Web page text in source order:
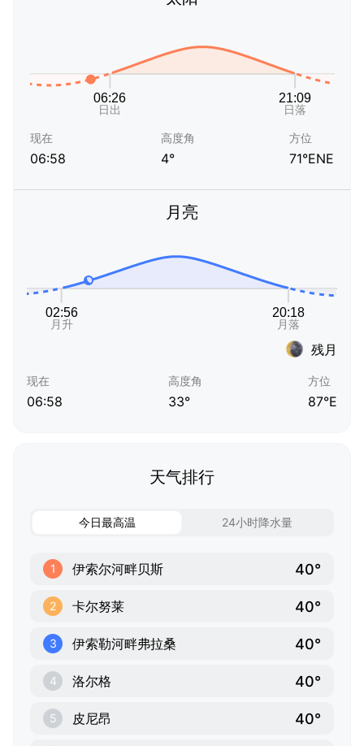
现在
06:58
高度角
4°
方位
71°ENE
月亮
残月
现在
06:58
高度角
33°
方位
87°E
天气排行
今日最高温 24小时降水量
1 伊索尔河畔贝斯 40°
2 卡尔努莱 40°
3 伊索勒河畔弗拉桑 40°
4 洛尔格 40°
5 皮尼昂 40°